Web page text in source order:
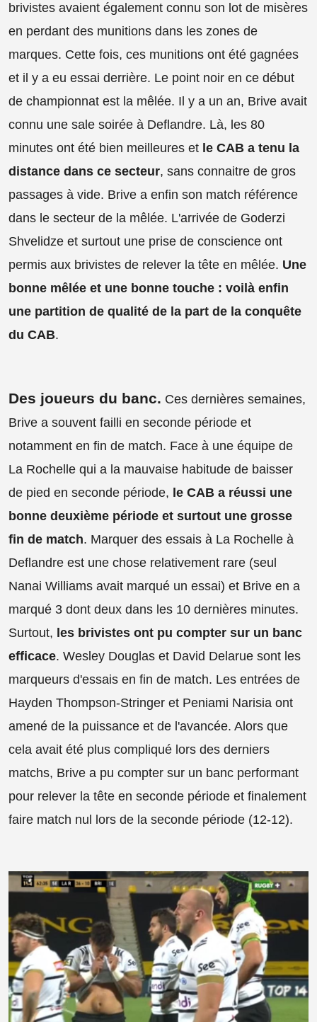
brivistes avaient également connu son lot de misères
en perdant des munitions dans les zones de
marques. Cette fois, ces munitions ont été gagnées
et il y a eu essai derrière. Le point noir en ce début
de championnat est la mêlée. Il y a un an, Brive avait
connu une sale soirée à Deflandre. Là, les 80
minutes ont été bien meilleures et le CAB a tenu la
distance dans ce secteur, sans connaitre de gros
passages à vide. Brive a enfin son match référence
dans le secteur de la mêlée. L'arrivée de Goderzi
Shvelidze et surtout une prise de conscience ont
permis aux brivistes de relever la tête en mêlée. Une
bonne mêlée et une bonne touche : voilà enfin
une partition de qualité de la part de la conquête
du CAB.
Des joueurs du banc. Ces dernières semaines,
Brive a souvent failli en seconde période et
notamment en fin de match. Face à une équipe de
La Rochelle qui a la mauvaise habitude de baisser
de pied en seconde période, le CAB a réussi une
bonne deuxième période et surtout une grosse
fin de match. Marquer des essais à La Rochelle à
Deflandre est une chose relativement rare (seul
Nanai Williams avait marqué un essai) et Brive en a
marqué 3 dont deux dans les 10 dernières minutes.
Surtout, les brivistes ont pu compter sur un banc
efficace. Wesley Douglas et David Delarue sont les
marqueurs d'essais en fin de match. Les entrées de
Hayden Thompson-Stringer et Peniami Narisia ont
amené de la puissance et de l'avancée. Alors que
cela avait été plus compliqué lors des derniers
matchs, Brive a pu compter sur un banc performant
pour relever la tête en seconde période et finalement
faire match nul lors de la seconde période (12-12).